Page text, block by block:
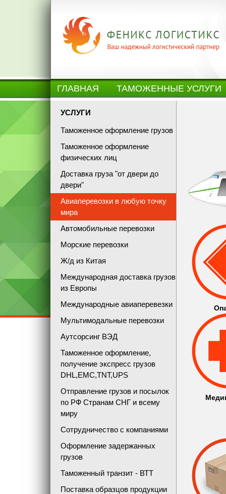
ГЛАВНАЯ ТАМОЖЕННЫЕ УСЛУГИ
УСЛУГИ
Таможенное оформление грузов
Таможенное оформление
физических лиц
Доставка груза "от двери до
двери"
Авиаперевозки в любую точку
мира
Автомобильные перевозки
Морские перевозки
Ж/д из Китая
Международная доставка грузов
из Европы
Международные авиаперевезки
Мультимодальные перевозки
Аутсорсинг ВЭД
Таможенное оформление,
получение экспресс грузов
DHL,EMC,TNT,UPS
Отправление грузов и посылок
по РФ Странам СНГ и всему
миру
Сотрудничество с компаниями
Оформление задержанных
грузов
Таможенный транзит - ВТТ
Поставка образцов продукции